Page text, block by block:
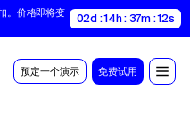
。价格即将变
02d : 14h : 37m : 11s
预定一个演示 免费试用